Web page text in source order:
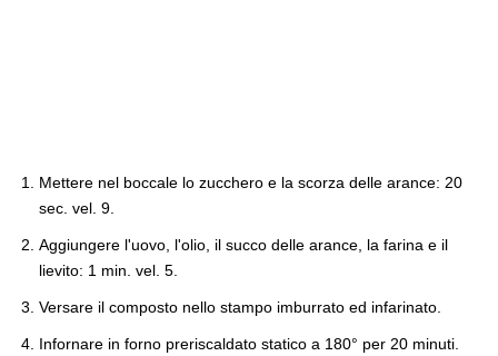
Mettere nel boccale lo zucchero e la scorza delle arance: 20
sec. vel. 9.
Aggiungere l'uovo, l'olio, il succo delle arance, la farina e il
lievito: 1 min. vel. 5.
Versare il composto nello stampo imburrato ed infarinato.
Infornare in forno preriscaldato statico a 180° per 20 minuti.